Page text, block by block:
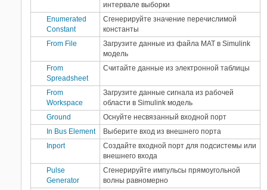
интервале выборки
Enumerated
Constant
Сгенерируйте значение перечислимой
константы
From File
Загрузите данные из файла MAT в Simulink
модель
From
Spreadsheet
Считайте данные из электронной таблицы
From
Workspace
Загрузите данные сигнала из рабочей
области в Simulink модель
Ground
Оснуйте несвязанный входной порт
In Bus Element
Выберите вход из внешнего порта
Inport
Создайте входной порт для подсистемы или
внешнего входа
Pulse
Generator
Сгенерируйте импульсы прямоугольной
волны равномерно